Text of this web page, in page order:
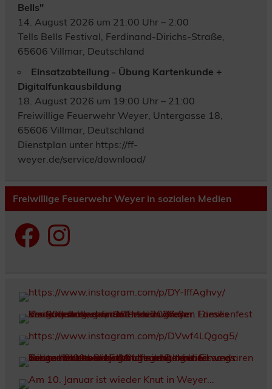
Bells"
14. August 2026 um 21:00 Uhr – 2:00
Tells Bells Festival, Ferdinand-Dirichs-Straße,
65606 Villmar, Deutschland
Einsatzabteilung - Übung Kartenkunde +
Digitalfunkausbildung
18. August 2026 um 19:00 Uhr – 21:00
Freiwillige Feuerwehr Weyer, Untergasse 18,
65606 Villmar, Deutschland
Dienstplan unter https://ff-
weyer.de/service/download/
Freiwillige Feuerwehr Weyer in sozialen Medien
FacebookInstagram